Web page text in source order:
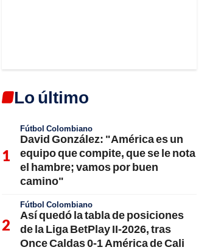
Lo último
Fútbol Colombiano
David González: "América es un
equipo que compite, que se le nota
el hambre; vamos por buen
camino"
Fútbol Colombiano
Así quedó la tabla de posiciones
de la Liga BetPlay II-2026, tras
Once Caldas 0-1 América de Cali